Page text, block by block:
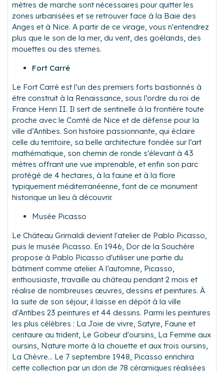
mètres de marche sont nécessaires pour quitter les
zones urbanisées et se retrouver face à la Baie des
Anges et à Nice. A partir de ce virage, vous n'entendrez
plus que le son de la mer, du vent, des goélands, des
mouettes ou des sternes.
Fort Carré
Le Fort Carré est l’un des premiers forts bastionnés à
être construit à la Renaissance, sous l’ordre du roi de
France Henri II. Il sert de sentinelle à la frontière toute
proche avec le Comté de Nice et de défense pour la
ville d’Antibes. Son histoire passionnante, qui éclaire
celle du territoire, sa belle architecture fondée sur l’art
mathématique, son chemin de ronde s'élevant à 43
mètres offrant une vue imprenable, et enfin son parc
protégé de 4 hectares, à la faune et à la flore
typiquement méditerranéenne, font de ce monument
historique un lieu à découvrir.
Musée Picasso
Le Château Grimaldi devient l'atelier de Pablo Picasso,
puis le musée Picasso. En 1946, Dor de la Souchère
propose à Pablo Picasso d'utiliser une partie du
bâtiment comme atelier. A l’automne, Picasso,
enthousiaste, travaille au château pendant 2 mois et
réalise de nombreuses œuvres, dessins et peintures. À
la suite de son séjour, il laisse en dépôt à la ville
d'Antibes 23 peintures et 44 dessins. Parmi les peintures
les plus célèbres : La Joie de vivre, Satyre, Faune et
centaure au trident, Le Gobeur d'oursins, La Femme aux
oursins, Nature morte à la chouette et aux trois oursins,
La Chèvre... Le 7 septembre 1948, Picasso enrichira
cette collection par un don de 78 céramiques réalisées